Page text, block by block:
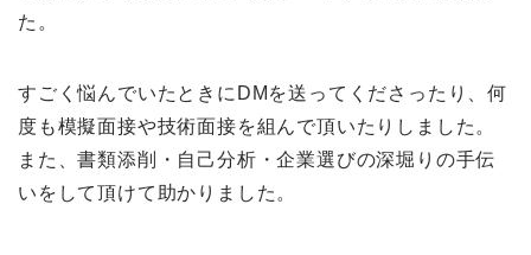
た。
すごく悩んでいたときにDMを送ってくださったり、何
度も模擬面接や技術面接を組んで頂いたりしました。
また、書類添削・自己分析・企業選びの深堀りの手伝
いをして頂けて助かりました。